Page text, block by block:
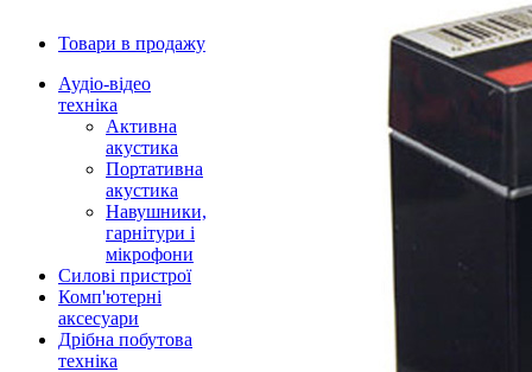
Товари в продажу
Аудіо-відео
техніка
Активна
акустика
Портативна
акустика
Навушники,
гарнітури і
мікрофони
Силові пристрої
Комп'ютерні
аксесуари
Дрібна побутова
техніка